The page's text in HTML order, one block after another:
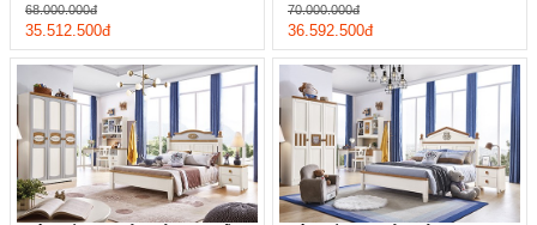
35.512.500đ
68.000.000đ
36.592.500đ
70.000.000đ